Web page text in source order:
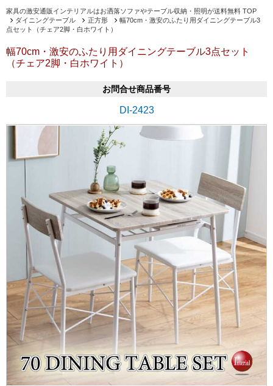
家具の激安通販インテリアルはお洒落ソファやテーブル収納・照明が送料無料 TOP
ダイニングテーブル
正方形
幅70cm・激安のふたり用ダイニングテーブル3
点セット（チェア2脚・白ホワイト）
幅70cm・激安のふたり用ダイニングテーブル3点セット
（チェア2脚・白ホワイト）
お問合せ商品番号
DI-2423